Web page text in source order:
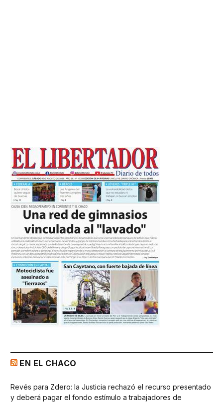
EN EL CHACO
Revés para Zdero: la Justicia rechazó el recurso presentado
y deberá pagar el fondo estímulo a trabajadores de